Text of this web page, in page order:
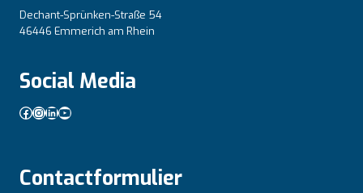
Dechant-Sprünken-Straße 54
46446 Emmerich am Rhein
Social Media
Facebook
Instagram
LinkedIn
YouTube
Contactformulier